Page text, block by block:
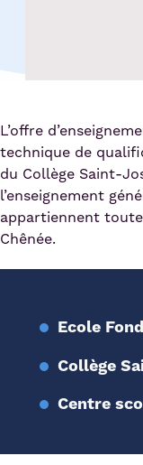
L’offre
technique de
du Collège Saint-
l’enseignement
appartiennent
Chênée.
Ecole
Collège
Centre